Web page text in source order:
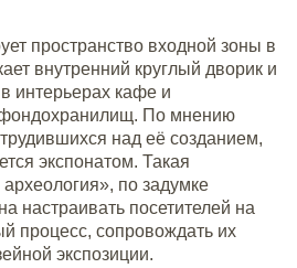
пространство входной зоны в
внутренний круглый дворик и
интерьерах кафе и
фондохранилищ. По мнению
над её созданием,
экспонатом. Такая
по задумке
настраивать посетителей на
процесс, сопровождать их
экспозиции.